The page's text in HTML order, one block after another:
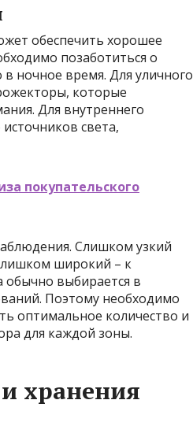
обеспечить хорошее
позаботиться о
ночное время. Для уличного
которые
Для внутреннего
света,
покупательского
Слишком узкий
широкий – к
выбирается в
Поэтому необходимо
оптимальное количество и
для каждой зоны.
хранения